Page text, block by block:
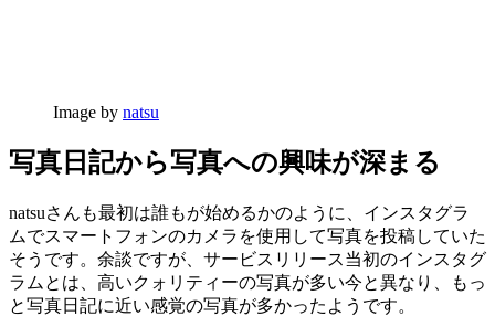
Image by natsu
写真日記から写真への興味が深まる
natsuさんも最初は誰もが始めるかのように、インスタグラ
ムでスマートフォンのカメラを使用して写真を投稿していた
そうです。余談ですが、サービスリリース当初のインスタグ
ラムとは、高いクォリティーの写真が多い今と異なり、もっ
と写真日記に近い感覚の写真が多かったようです。